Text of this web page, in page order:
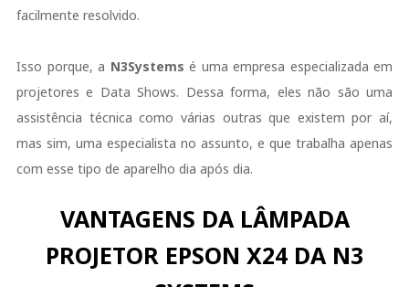
facilmente resolvido.
Isso porque, a N3Systems é uma empresa especializada em
projetores e Data Shows. Dessa forma, eles não são uma
assistência técnica como várias outras que existem por aí,
mas sim, uma especialista no assunto, e que trabalha apenas
com esse tipo de aparelho dia após dia.
VANTAGENS DA LÂMPADA
PROJETOR EPSON X24 DA N3